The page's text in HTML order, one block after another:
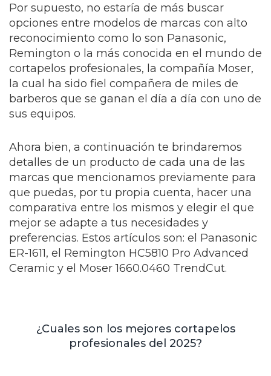
Por supuesto, no estaría de más buscar
opciones entre modelos de marcas con alto
reconocimiento como lo son Panasonic,
Remington o la más conocida en el mundo de
cortapelos profesionales, la compañía Moser,
la cual ha sido fiel compañera de miles de
barberos que se ganan el día a día con uno de
sus equipos.
Ahora bien, a continuación te brindaremos
detalles de un producto de cada una de las
marcas que mencionamos previamente para
que puedas, por tu propia cuenta, hacer una
comparativa entre los mismos y elegir el que
mejor se adapte a tus necesidades y
preferencias. Estos artículos son: el Panasonic
ER-1611, el Remington HC5810 Pro Advanced
Ceramic y el Moser 1660.0460 TrendCut.
¿Cuales son los mejores cortapelos
profesionales del 2025?